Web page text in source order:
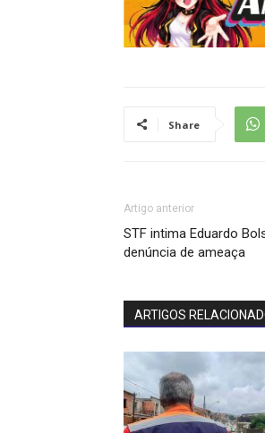
Share
Artigo anterior
STF intima Eduardo
denúncia de ameaça
ARTIGOS